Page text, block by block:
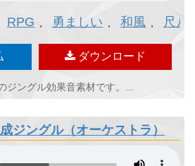
RPG 勇ましい 和風 尺八
ダウンロード
ジングル効果音素材です。...
ジングル（オーケストラ）